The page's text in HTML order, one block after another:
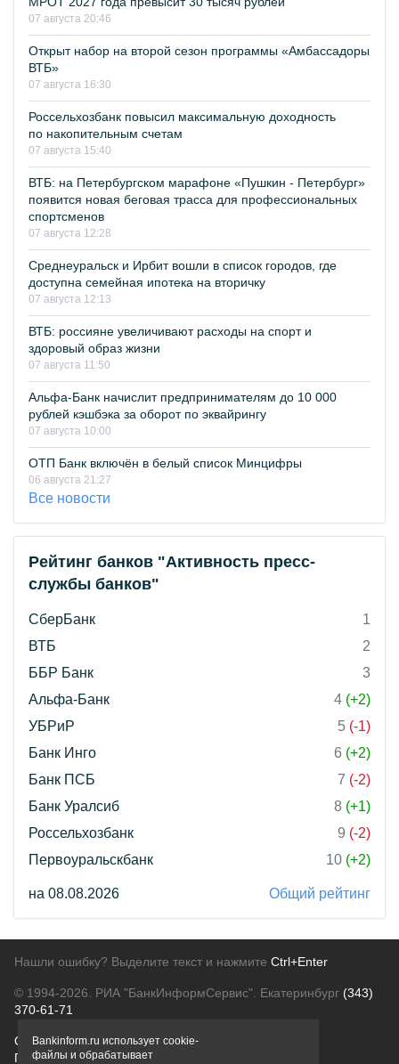
07 августа 20:46
Открыт набор на второй сезон программы «Амбассадоры
ВТБ»
07 августа 16:30
Россельхозбанк повысил максимальную доходность
по накопительным счетам
07 августа 15:40
ВТБ: на Петербургском марафоне «Пушкин - Петербург»
появится новая беговая трасса для профессиональных
спортсменов
07 августа 12:28
Среднеуральск и Ирбит вошли в список городов, где
доступна семейная ипотека на вторичку
07 августа 12:13
ВТБ: россияне увеличивают расходы на спорт и
здоровый образ жизни
07 августа 11:50
Альфа-Банк начислит предпринимателям до 10 000
рублей кэшбэка за оборот по эквайрингу
07 августа 10:00
ОТП Банк включён в белый список Минцифры
06 августа 21:27
Все новости
Рейтинг банков "Активность пресс-
службы банков"
СберБанк
1
ВТБ
2
ББР Банк
3
Альфа-Банк
4 (+2)
УБРиР
5 (-1)
Банк Инго
6 (+2)
Банк ПСБ
7 (-2)
Банк Уралсиб
8 (+1)
Россельхозбанк
9 (-2)
Первоуральскбанк
10 (+2)
на 08.08.2026 Общий рейтинг
Нашли ошибку? Выделите текст и нажмите Ctrl+Enter
© 1994-2026. РИА "БанкИнформСервис". Екатеринбург (343)
370-61-71
О проектеПолитика конфиденциальности
Правовая информацияДля рекламодателей
Bankinform.ru использует cookie-
файлы и обрабатывает